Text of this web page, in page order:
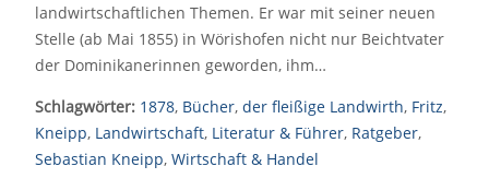
landwirtschaftlichen Themen. Er war mit seiner neuen
Stelle (ab Mai 1855) in Wörishofen nicht nur Beichtvater
der Dominikanerinnen geworden, ihm…
Schlagwörter: 1878, Bücher, der fleißige Landwirth, Fritz,
Kneipp, Landwirtschaft, Literatur & Führer, Ratgeber,
Sebastian Kneipp, Wirtschaft & Handel